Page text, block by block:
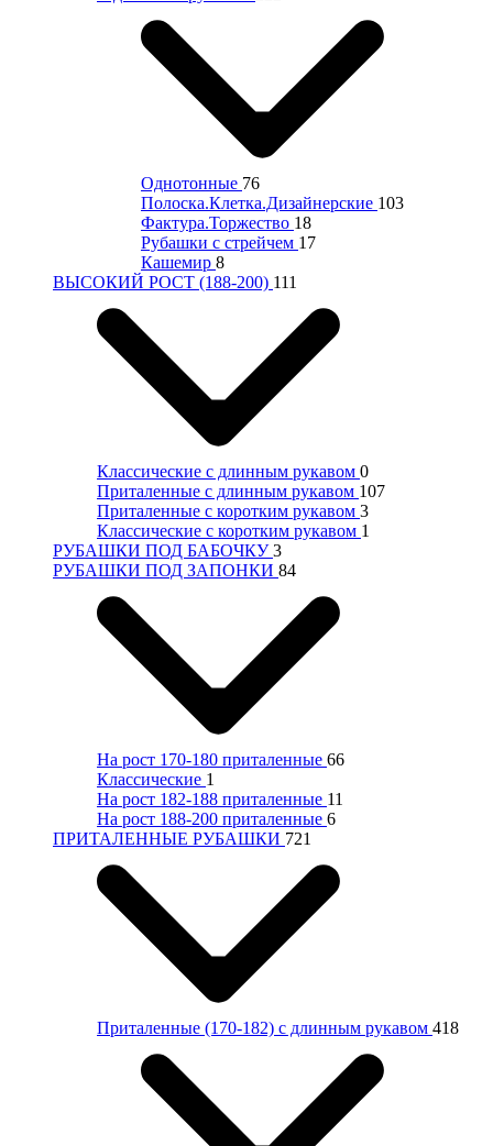
Однотонные 76
Полоска.Клетка.Дизайнерские 103
Фактура.Торжество 18
Рубашки с стрейчем 17
Кашемир 8
ВЫСОКИЙ РОСТ (188-200) 111
Классические с длинным рукавом 0
Приталенные с длинным рукавом 107
Приталенные с коротким рукавом 3
Классические с коротким рукавом 1
РУБАШКИ ПОД БАБОЧКУ3
РУБАШКИ ПОД ЗАПОНКИ 84
На рост 170-180 приталенные 66
Классические 1
На рост 182-188 приталенные 11
На рост 188-200 приталенные 6
ПРИТАЛЕННЫЕ РУБАШКИ 721
Приталенные (170-182) с длинным рукавом 418